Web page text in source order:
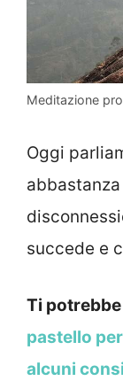
Meditazione
Oggi
succede e
Ti
pastello
alcuni